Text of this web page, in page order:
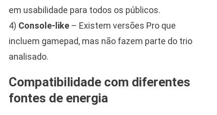
em usabilidade para todos os públicos.
4) Console-like– Existem versões Pro que
incluem gamepad, mas não fazem parte do trio
analisado.
Compatibilidade com diferentes
fontes de energia